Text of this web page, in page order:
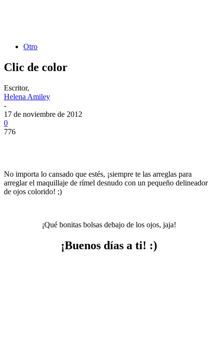
Otro
Clic de color
Escritor,
Helena Amiley
-
17 de noviembre de 2012
0
776
No importa lo cansado que estés, ¡siempre te las arreglas para
arreglar el maquillaje de rímel desnudo con un pequeño delineador
de ojos colorido! ;)
¡Qué bonitas bolsas debajo de los ojos, jaja!
¡Buenos días a ti! :)